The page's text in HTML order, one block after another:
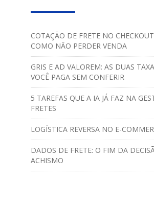
COTAÇÃO DE FRETE NO
COMO NÃO PERDER VENDA
GRIS E AD VALOREM: AS DUAS
VOCÊ PAGA SEM CONFERIR
5 TAREFAS QUE A IA JÁ FAZ NA
FRETES
LOGÍSTICA REVERSA NO E-
DADOS DE FRETE: O FIM DA
ACHISMO